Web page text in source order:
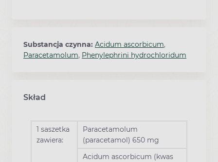
Substancja czynna: Acidum ascorbicum,
Paracetamolum, Phenylephrini hydrochloridum
Skład
1 saszetka
zawiera:
Paracetamolum
(paracetamol) 650 mg
Acidum ascorbicum (kwas